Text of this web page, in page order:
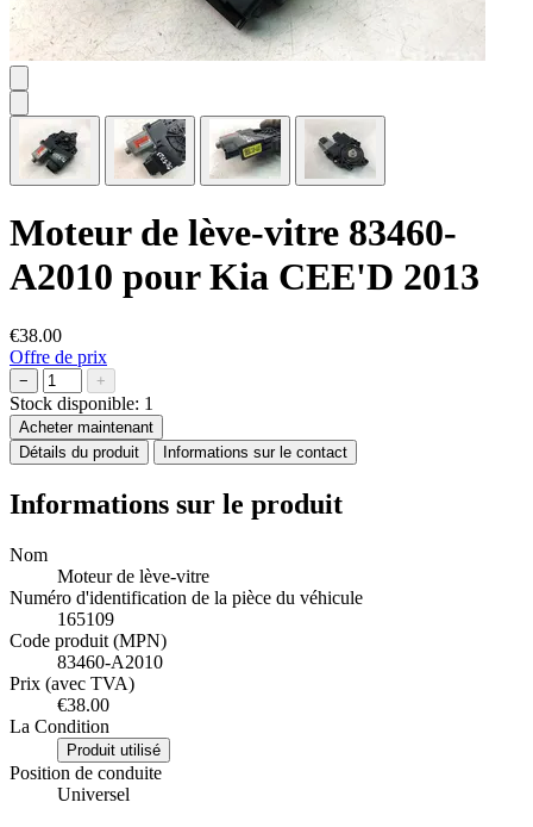
Moteur de lève-vitre 83460-
A2010 pour Kia CEE'D 2013
€38.00
Offre de prix
− +
Stock disponible: 1
Acheter maintenant
Détails du produit
Informations sur le contact
Informations sur le produit
Nom
Moteur de lève-vitre
Numéro d'identification de la pièce du véhicule
165109
Code produit (MPN)
83460-A2010
Prix (avec TVA)
€38.00
La Condition
Produit utilisé
Position de conduite
Universel